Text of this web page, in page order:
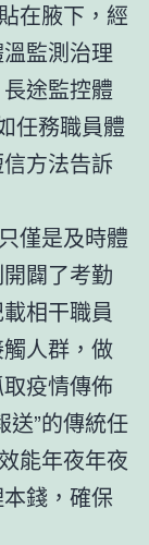
在腋下，經
監測治理
途監控體
任務職員體
方法告訴
僅是及時體
闢了考勤
相干職員
人群，做
疫情傳佈
送”的傳統任
能年夜年夜
錢，確保